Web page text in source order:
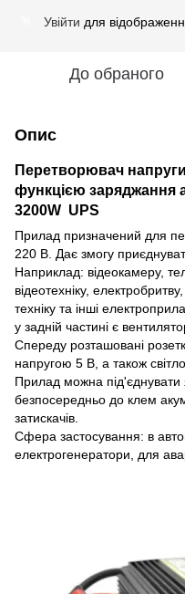
Увійти для
До обраного
Опис
Перетворювач
функцією заряджання
3200W UPS
Прилад призначений для
220 В. Дає змогу
Наприклад: відеокамеру,
відеотехніку,
техніку та інші
у задній частині є
Спереду розташовані
напругою 5 В, а також
Прилад можна під'єднувати
безпосередньо до клем
затискачів.
Сфера застосування: в
електрогенератори, для